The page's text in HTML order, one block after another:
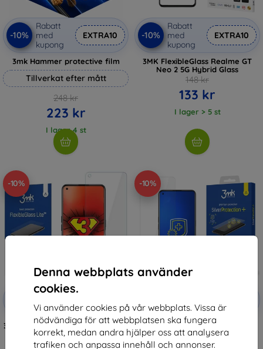
Denna webbplats använder
cookies.
Vi använder cookies på vår webbplats. Vissa är
nödvändiga för att webbplatsen ska fungera
korrekt, medan andra hjälper oss att analysera
trafiken och anpassa innehåll och annonser.
-10%
Rabatt
med
kupong
EXTRA10
3mk Hammer protective film
Tillverkat efter mått
248 kr
223 kr
I lager 4 st
-10%
Rabatt
med
kupong
EXTRA10
3MK FlexibleGlass Realme GT
Neo 2 5G Hybrid Glass
148 kr
133 kr
I lager > 5 st
-10%
Rabatt
kupong
3MK FlexibleGlass Lite Realme GT
Neo 2 5G Hybrid Glass Lite
136 kr
-10%
kupong
3MK Silver Protect + Realme GT
Neo 2 5G Wet-mounted
Antimicrobial Film